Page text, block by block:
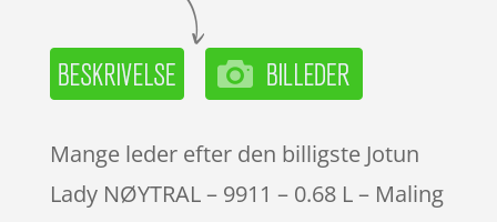
Mange leder efter den billigste Jotun
Lady NØYTRAL – 9911 – 0.68 L – Maling